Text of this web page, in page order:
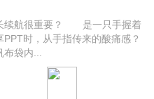
续航很重要？ 是一只手握着
时，从手指传来的酸痛感？
袋内...